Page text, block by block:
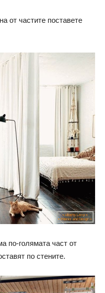
от частите поставете
по-голямата част от
по стените.